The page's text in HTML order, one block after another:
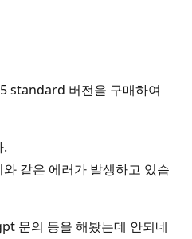
standard 버전을 구매하여
.
같은 에러가 발생하고 있습
문의 등을 해봤는데 안되네